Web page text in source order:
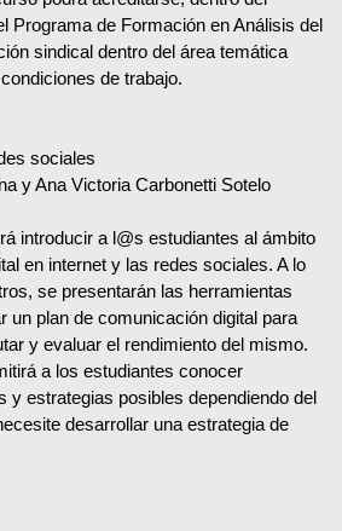
Programa de Formación en Análisis del
sindical dentro del área temática
de trabajo.
sociales
y Ana Victoria Carbonetti Sotelo
introducir a l@s estudiantes al ámbito
en internet y las redes sociales. A lo
se presentarán las herramientas
un plan de comunicación digital para
y evaluar el rendimiento del mismo.
a los estudiantes conocer
y estrategias posibles dependiendo del
desarrollar una estrategia de